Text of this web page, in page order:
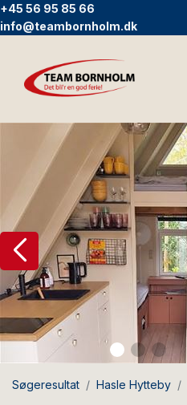
+45 56 95 85 66
info@teambornholm.dk
Søgeresultat Hasle Hytteby